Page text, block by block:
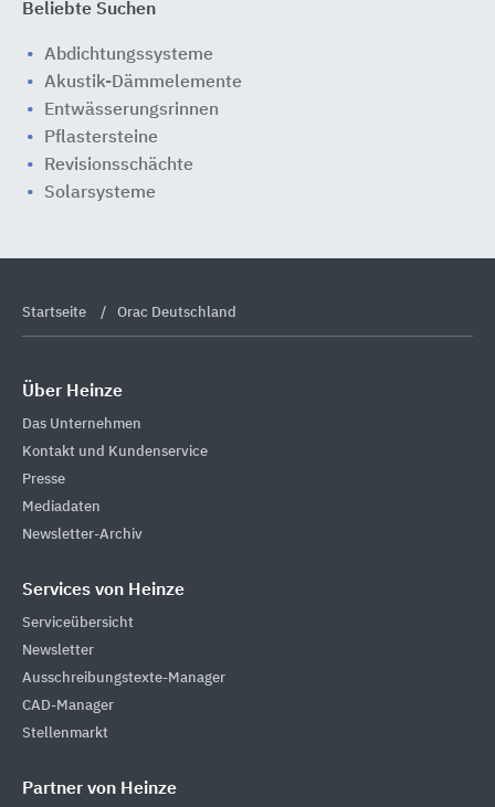
Beliebte Suchen
Abdichtungssysteme
Akustik-Dämmelemente
Entwässerungsrinnen
Pflastersteine
Revisionsschächte
Solarsysteme
Startseite Orac Deutschland
Über Heinze
Das Unternehmen
Kontakt und Kundenservice
Presse
Mediadaten
Newsletter-Archiv
Services von Heinze
Serviceübersicht
Newsletter
Ausschreibungstexte-Manager
CAD-Manager
Stellenmarkt
Partner von Heinze